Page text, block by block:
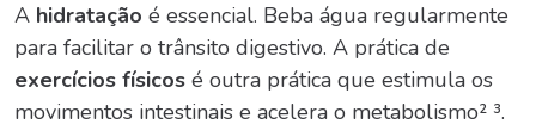
A hidratação é essencial. Beba água regularmente
para facilitar o trânsito digestivo. A prática de
exercícios físicos é outra prática que estimula os
movimentos intestinais e acelera o metabolismo² ³.